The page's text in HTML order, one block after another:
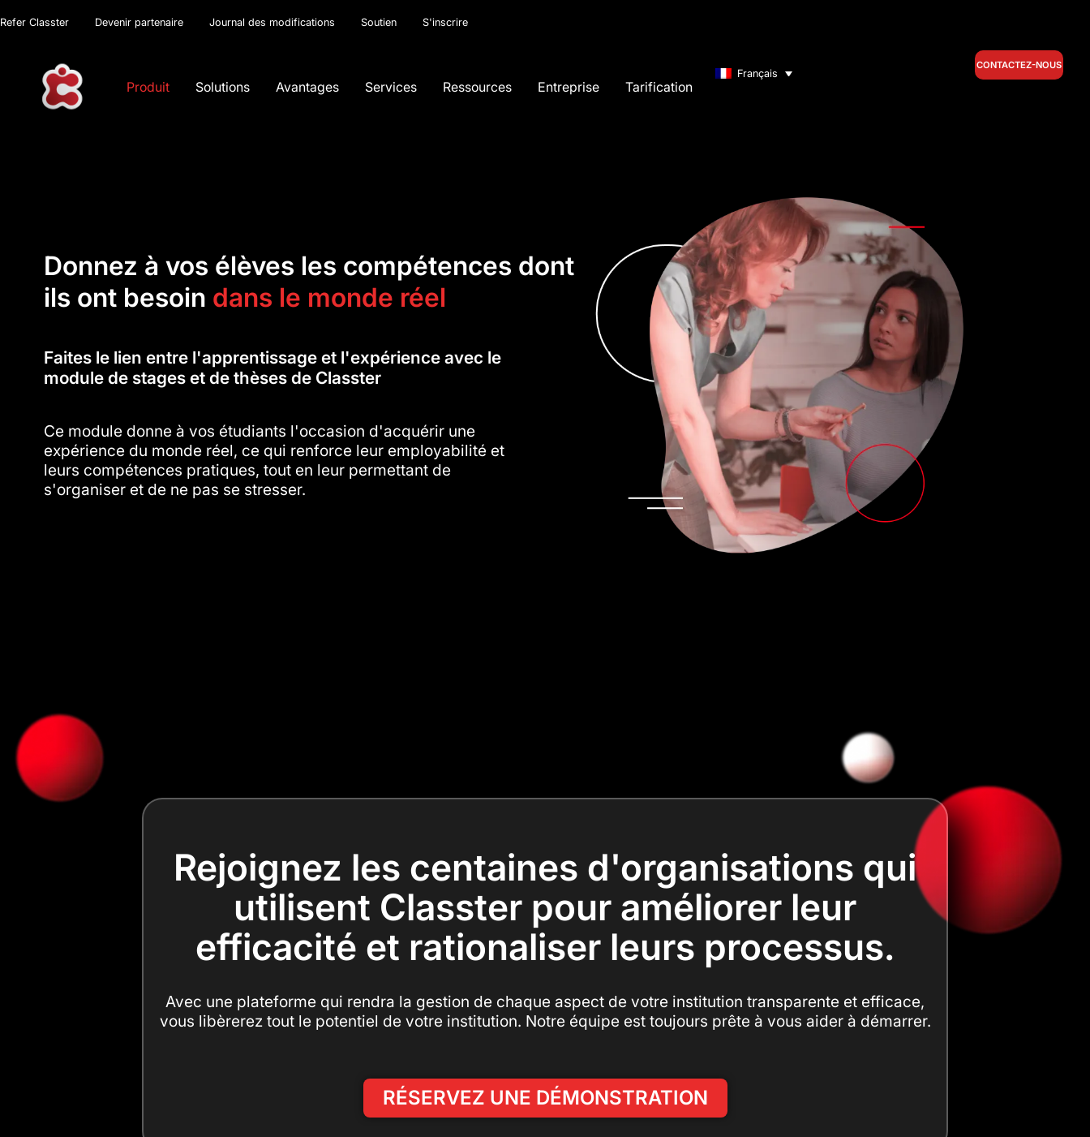
Refer Classter Devenir partenaire Journal des modifications Soutien S'inscrire
Produit Solutions Avantages Services Ressources Entreprise Tarification
Français
CONTACTEZ-NOUS
Donnez à vos élèves les compétences dont
ils ont besoin dans le monde réel
Faites le lien entre l'apprentissage et l'expérience avec le
module de stages et de thèses de Classter
Ce module donne à vos étudiants l'occasion d'acquérir une
expérience du monde réel, ce qui renforce leur employabilité et
leurs compétences pratiques, tout en leur permettant de
s'organiser et de ne pas se stresser.
Rejoignez les centaines d'organisations qui
utilisent Classter pour améliorer leur
efficacité et rationaliser leurs processus.
Avec une plateforme qui rendra la gestion de chaque aspect de votre institution transparente et efficace,
vous libèrerez tout le potentiel de votre institution. Notre équipe est toujours prête à vous aider à démarrer.
RÉSERVEZ UNE DÉMONSTRATION